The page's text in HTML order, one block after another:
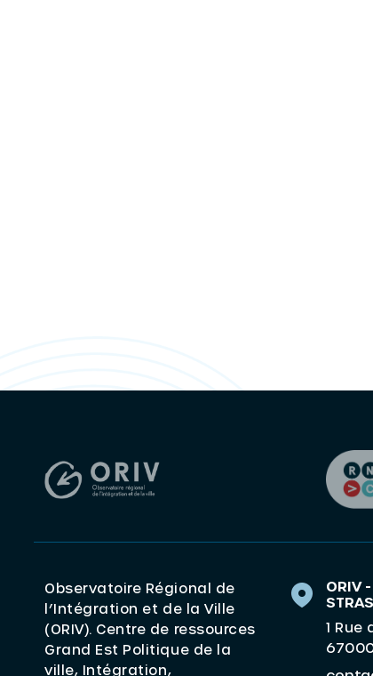
Observatoire Régional de
l’Intégration et de la Ville
(ORIV). Centre de ressources
Grand Est Politique de la
ville, Intégration,
ORIV -
1 Rue
67000